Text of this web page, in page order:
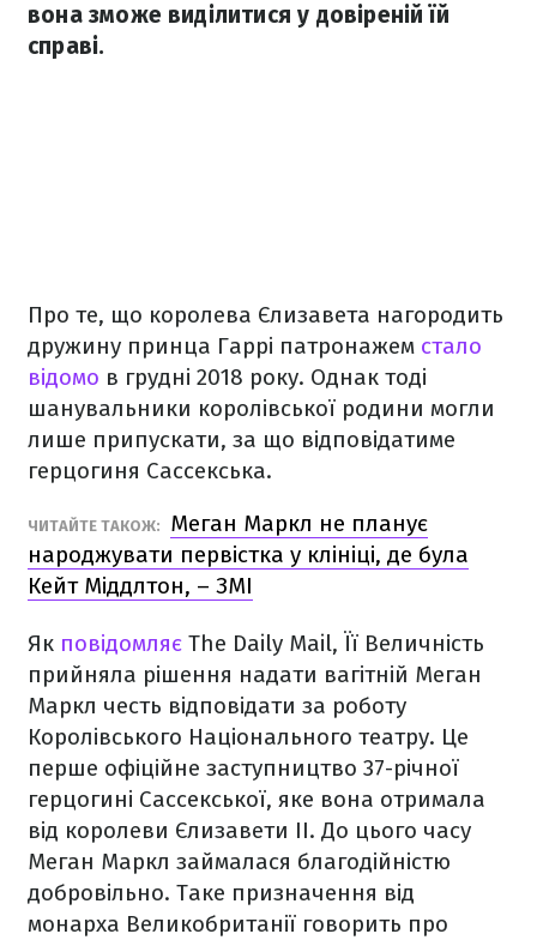
вона зможе виділитися у довіреній їй
справі.
Про те, що королева Єлизавета нагородить
дружину принца Гаррі патронажем стало
відомо в грудні 2018 року. Однак тоді
шанувальники королівської родини могли
лише припускати, за що відповідатиме
герцогиня Сассекська.
ЧИТАЙТЕ ТАКОЖ:
Меган Маркл не планує
народжувати первістка у клініці, де була
Кейт Міддлтон, – ЗМІ
Як повідомляє The Daily Mail, Її Величність
прийняла рішення надати вагітній Меган
Маркл честь відповідати за роботу
Королівського Національного театру. Це
перше офіційне заступництво 37-річної
герцогині Сассекської, яке вона отримала
від королеви Єлизавети ІІ. До цього часу
Меган Маркл займалася благодійністю
добровільно. Таке призначення від
монарха Великобританії говорить про